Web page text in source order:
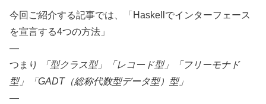
今回ご紹介する記事では、「Haskellでインターフェース
を宣言する4つの方法」
—
つまり
「型クラス型」「レコード型」「フリーモナド
型」「GADT（総称代数型データ型）型」
—